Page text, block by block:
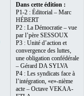
Dans cette édition :
P1-2 : Éditorial – Marc
HÉBERT
P2 : La Démocratie – vue
par l’père SESSOUX
P3 : Unité d’action et
convergence des luttes,
une obligation confédérale
– Gérard DA SYLVA
P4 : Les syndicats face à
l’intégration, «e»-nième
acte – Octave VEKAA-